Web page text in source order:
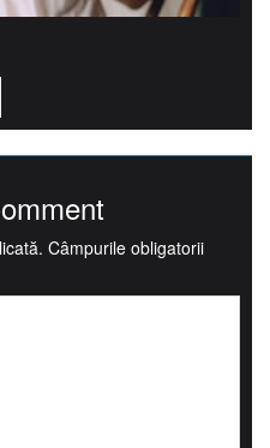
Câmpurile obligatorii